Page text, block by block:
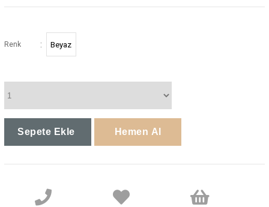
Renk : Beyaz